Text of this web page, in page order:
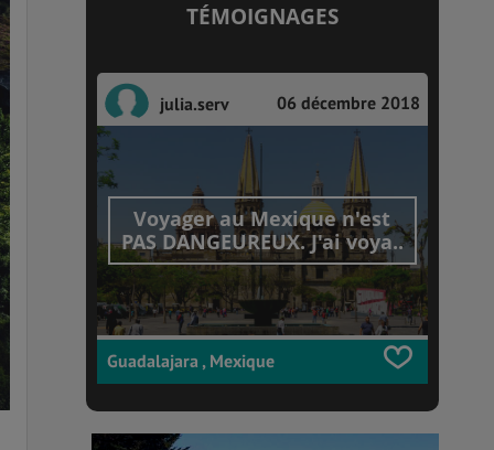
TÉMOIGNAGES
julia.serv 06 décembre 2018
Voyager au Mexique n'est
PAS DANGEUREUX. J'ai voya..
Guadalajara , Mexique